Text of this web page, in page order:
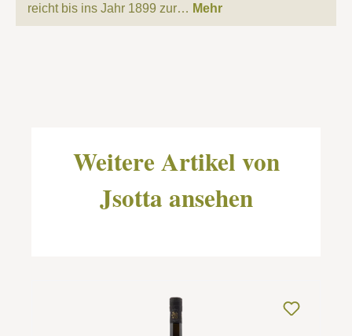
reicht bis ins Jahr 1899 zur… Mehr
Weitere Artikel von
Jsotta ansehen